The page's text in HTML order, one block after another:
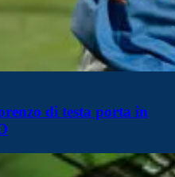
di testa porta in